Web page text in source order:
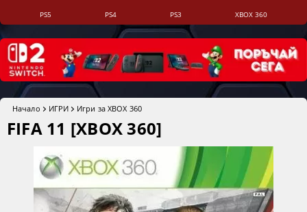
PS5 PS4 PS3 XBOX 360
Начало ИГРИ Игри за XBOX 360
FIFA 11 [XBOX 360]